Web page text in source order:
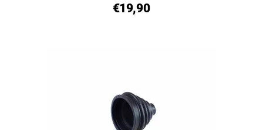
€19,90